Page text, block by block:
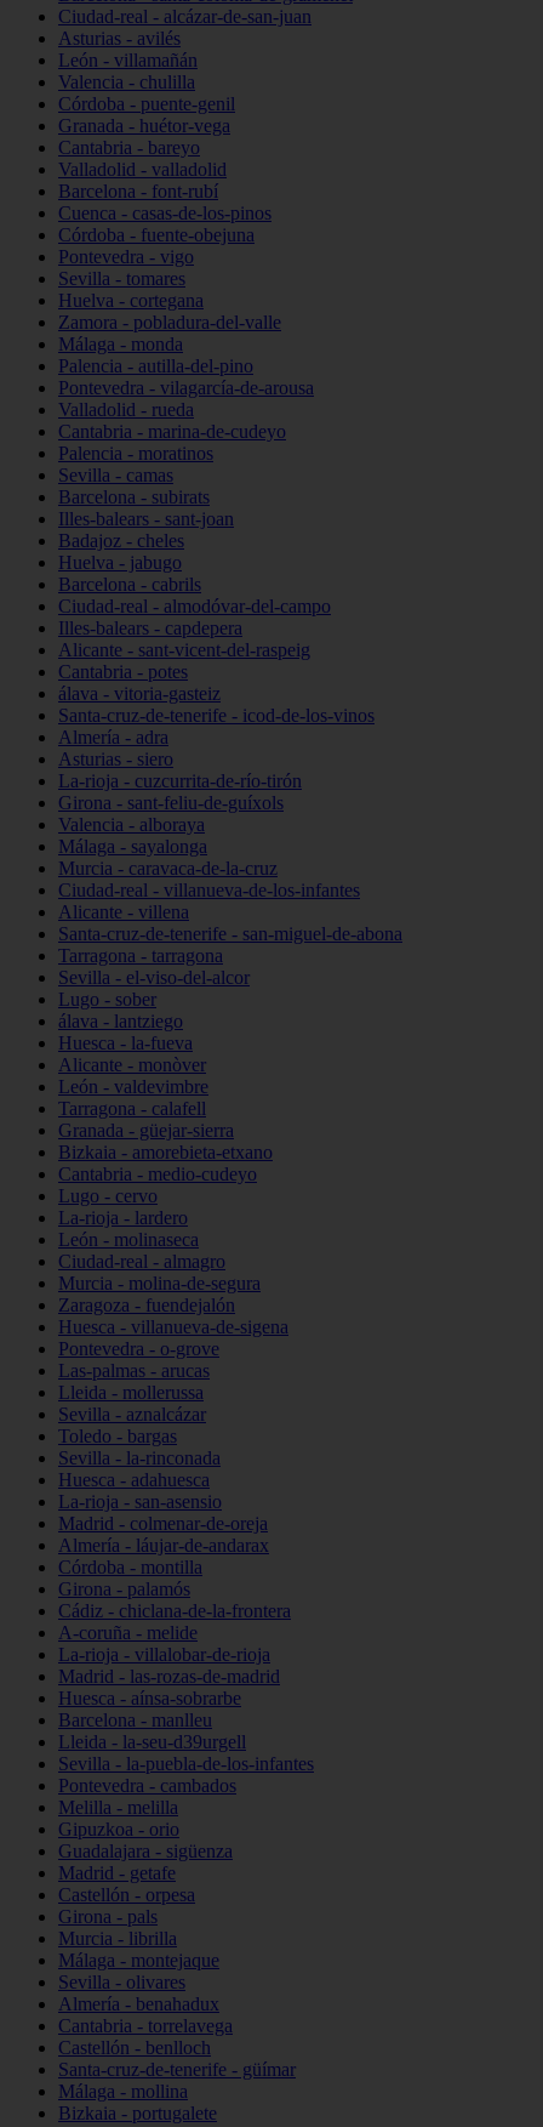
Ciudad-real - alcázar-de-san-juan
Asturias - avilés
León - villamañán
Valencia - chulilla
Córdoba - puente-genil
Granada - huétor-vega
Cantabria - bareyo
Valladolid - valladolid
Barcelona - font-rubí
Cuenca - casas-de-los-pinos
Córdoba - fuente-obejuna
Pontevedra - vigo
Sevilla - tomares
Huelva - cortegana
Zamora - pobladura-del-valle
Málaga - monda
Palencia - autilla-del-pino
Pontevedra - vilagarcía-de-arousa
Valladolid - rueda
Cantabria - marina-de-cudeyo
Palencia - moratinos
Sevilla - camas
Barcelona - subirats
Illes-balears - sant-joan
Badajoz - cheles
Huelva - jabugo
Barcelona - cabrils
Ciudad-real - almodóvar-del-campo
Illes-balears - capdepera
Alicante - sant-vicent-del-raspeig
Cantabria - potes
álava - vitoria-gasteiz
Santa-cruz-de-tenerife - icod-de-los-vinos
Almería - adra
Asturias - siero
La-rioja - cuzcurrita-de-río-tirón
Girona - sant-feliu-de-guíxols
Valencia - alboraya
Málaga - sayalonga
Murcia - caravaca-de-la-cruz
Ciudad-real - villanueva-de-los-infantes
Alicante - villena
Santa-cruz-de-tenerife - san-miguel-de-abona
Tarragona - tarragona
Sevilla - el-viso-del-alcor
Lugo - sober
álava - lantziego
Huesca - la-fueva
Alicante - monòver
León - valdevimbre
Tarragona - calafell
Granada - güejar-sierra
Bizkaia - amorebieta-etxano
Cantabria - medio-cudeyo
Lugo - cervo
La-rioja - lardero
León - molinaseca
Ciudad-real - almagro
Murcia - molina-de-segura
Zaragoza - fuendejalón
Huesca - villanueva-de-sigena
Pontevedra - o-grove
Las-palmas - arucas
Lleida - mollerussa
Sevilla - aznalcázar
Toledo - bargas
Sevilla - la-rinconada
Huesca - adahuesca
La-rioja - san-asensio
Madrid - colmenar-de-oreja
Almería - láujar-de-andarax
Córdoba - montilla
Girona - palamós
Cádiz - chiclana-de-la-frontera
A-coruña - melide
La-rioja - villalobar-de-rioja
Madrid - las-rozas-de-madrid
Huesca - aínsa-sobrarbe
Barcelona - manlleu
Lleida - la-seu-d39urgell
Sevilla - la-puebla-de-los-infantes
Pontevedra - cambados
Melilla - melilla
Gipuzkoa - orio
Guadalajara - sigüenza
Madrid - getafe
Castellón - orpesa
Girona - pals
Murcia - librilla
Málaga - montejaque
Sevilla - olivares
Almería - benahadux
Cantabria - torrelavega
Castellón - benlloch
Santa-cruz-de-tenerife - güímar
Málaga - mollina
Bizkaia - portugalete